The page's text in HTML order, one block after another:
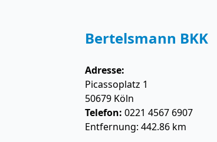
Bertelsmann BKK
Adresse:
Picassoplatz 1
50679 Köln
Telefon: 0221 4567 6907
Entfernung: 442.86 km